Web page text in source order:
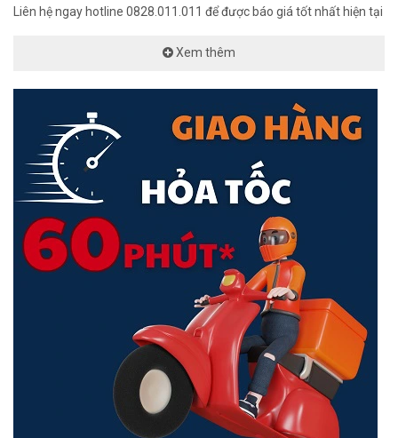
Liên hệ ngay hotline 0828.011.011 để được báo giá tốt nhất hiện tại
Xem thêm